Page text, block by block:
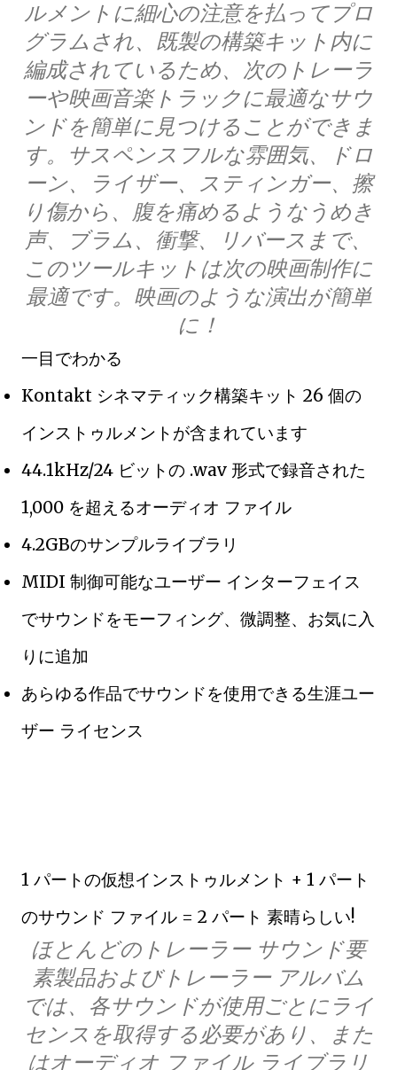
ルメントに細心の注意を払ってプロ
グラムされ、既製の構築キット内に
編成されているため、次のトレーラ
ーや映画音楽トラックに最適なサウ
ンドを簡単に見つけることができま
す。サスペンスフルな雰囲気、ドロ
ーン、ライザー、スティンガー、擦
り傷から、腹を痛めるようなうめき
声、ブラム、衝撃、リバースまで、
このツールキットは次の映画制作に
最適です。映画のような演出が簡単
に！
一目でわかる
Kontakt シネマティック構築キット 26 個の
インストゥルメントが含まれています
44.1kHz/24 ビットの .wav 形式で録音された
1,000 を超えるオーディオ ファイル
4.2GBのサンプルライブラリ
MIDI 制御可能なユーザー インターフェイス
でサウンドをモーフィング、微調整、お気に入
りに追加
あらゆる作品でサウンドを使用できる生涯ユー
ザー ライセンス
1 パートの仮想インストゥルメント + 1 パート
のサウンド ファイル = 2 パート 素晴らしい!
ほとんどのトレーラー サウンド要
素製品およびトレーラー アルバム
では、各サウンドが使用ごとにライ
センスを取得する必要があり、また
はオーディオ ファイル ライブラリ